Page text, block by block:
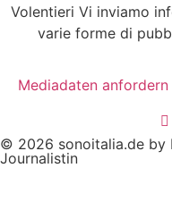
Volentieri Vi inviamo
varie forme di
Mediadaten
© 2026 sonoitalia.de by
Journalistin